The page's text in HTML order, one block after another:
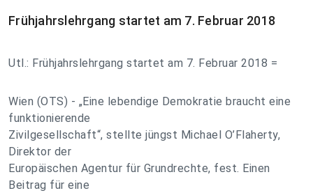
Frühjahrslehrgang startet am 7. Februar 2018
Utl.: Frühjahrslehrgang startet am 7. Februar 2018 =
Wien (OTS) - „Eine lebendige Demokratie braucht eine
funktionierende
Zivilgesellschaft“, stellte jüngst Michael O’Flaherty,
Direktor der
Europäischen Agentur für Grundrechte, fest. Einen
Beitrag für eine